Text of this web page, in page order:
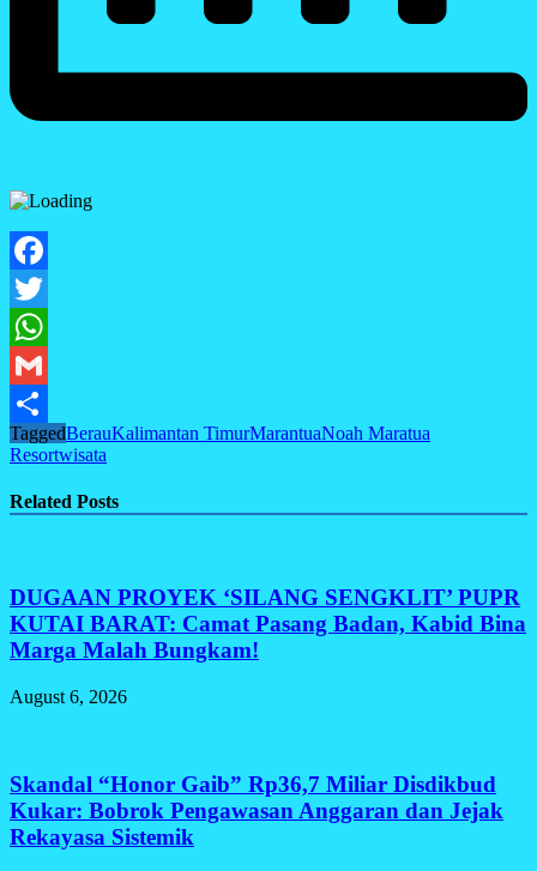
Facebook
Twitter
WhatsApp
Gmail
Share
TaggedBerauKalimantan TimurMarantuaNoah Maratua
Resortwisata
Related Posts
DUGAAN PROYEK ‘SILANG SENGKLIT’ PUPR
KUTAI BARAT: Camat Pasang Badan, Kabid Bina
Marga Malah Bungkam!
August 6, 2026
Skandal “Honor Gaib” Rp36,7 Miliar Disdikbud
Kukar: Bobrok Pengawasan Anggaran dan Jejak
Rekayasa Sistemik